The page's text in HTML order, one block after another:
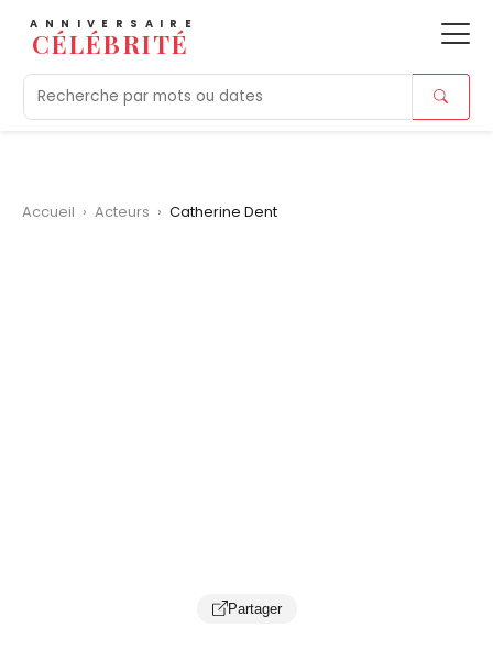
ANNIVERSAIRE
CÉLÉBRITÉ
Aujourd'hui Tendances Morts
Accueil › Acteurs › Catherine Dent
Partager